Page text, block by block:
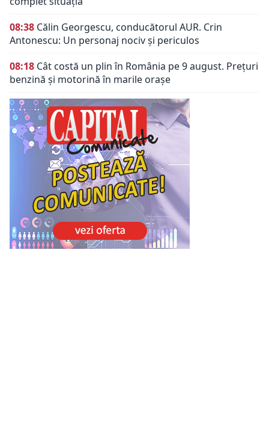
08:38 Călin Georgescu, conducătorul AUR. Crin
Antonescu: Un personaj nociv şi periculos
08:18 Cât costă un plin în România pe 9 august. Prețuri
benzină și motorină în marile orașe